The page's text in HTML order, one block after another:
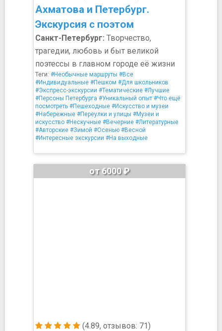
Ахматова и Петербург.
Экскурсия с поэтом
Санкт-Петербург: Творчество,
трагедии, любовь и быт великой
поэтессы в главном городе её жизни
Теги: #Необычные маршруты #Все
#Индивидуальные #Пешком #Для школьников
#Экспресс-экскурсии #Тематические #Лучшие
#Персоны Петербурга #Уникальный опыт #Что ещё
посмотреть #Пешеходные #Искусство и музеи
#Набережные #Переулки и улицы #Музеи и
искусство #Нескучные #Вечерние #Литературные
#Авторские #Зимой #Осенью #Весной
#Интересные экскурсии #На выходные
(4.89, отзывов: 71)
от 6000 ₽